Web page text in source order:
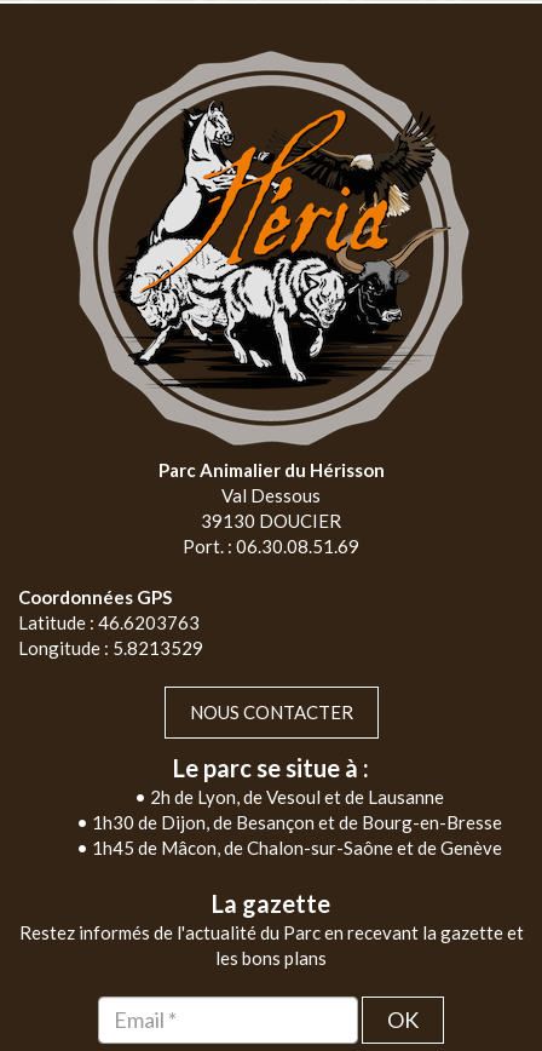
Parc Animalier du Hérisson
Val Dessous
39130 DOUCIER
Port. : 06.30.08.51.69
Coordonnées GPS
Latitude : 46.6203763
Longitude : 5.8213529
NOUS CONTACTER
Le parc se situe à :
• 2h de Lyon, de Vesoul et de Lausanne
• 1h30 de Dijon, de Besançon et de Bourg-en-Bresse
• 1h45 de Mâcon, de Chalon-sur-Saône et de Genève
La gazette
Restez informés de l'actualité du Parc en recevant la gazette et
les bons plans
OK